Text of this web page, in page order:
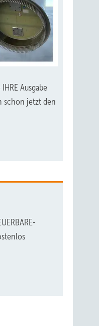
Ausgabe
schon jetzt den